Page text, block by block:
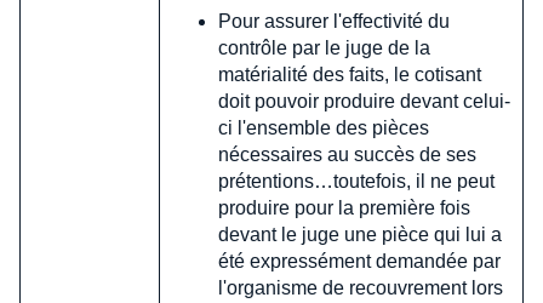
Pour assurer l'effectivité du
contrôle par le juge de la
matérialité des faits, le cotisant
doit pouvoir produire devant celui-
ci l'ensemble des pièces
nécessaires au succès de ses
prétentions…toutefois, il ne peut
produire pour la première fois
devant le juge une pièce qui lui a
été expressément demandée par
l'organisme de recouvrement lors